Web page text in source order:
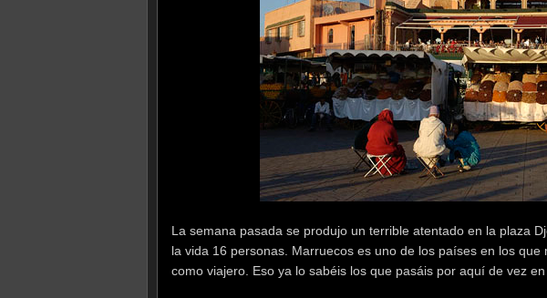
La semana pasada se produjo un terrible atentado en la plaza
la vida 16 personas. Marruecos es uno de los países en los
como viajero. Eso ya lo sabéis los que pasáis por aquí de vez en